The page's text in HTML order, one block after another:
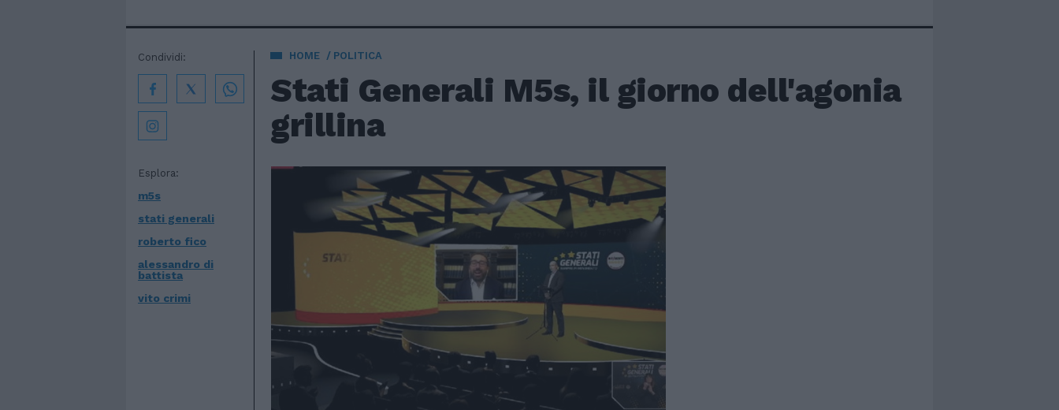
HOME POLITICA
Stati Generali M5s, il giorno dell'agonia
grillina
Esplora:
m5s
stati generali
roberto fico
alessandro di
battista
vito crimi
Condividi: